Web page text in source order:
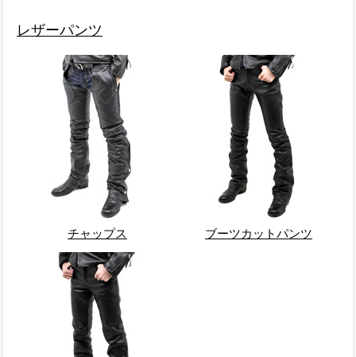
レザーパンツ
チャップス ブーツカットパンツ